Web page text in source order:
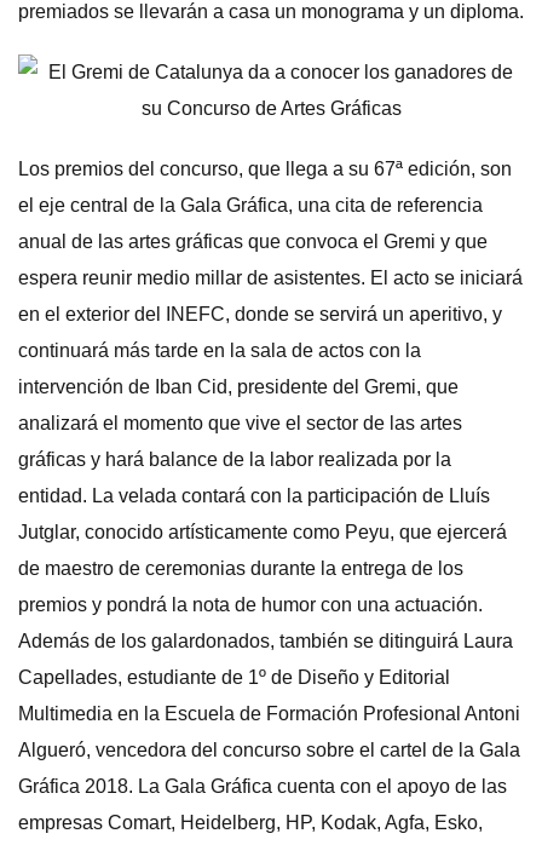
premiados se llevarán a casa un monograma y un diploma.
Los premios del concurso, que llega a su 67ª edición, son
el eje central de la Gala Gráfica, una cita de referencia
anual de las artes gráficas que convoca el Gremi y que
espera reunir medio millar de asistentes. El acto se iniciará
en el exterior del INEFC, donde se servirá un aperitivo, y
continuará más tarde en la sala de actos con la
intervención de Iban Cid, presidente del Gremi, que
analizará el momento que vive el sector de las artes
gráficas y hará balance de la labor realizada por la
entidad. La velada contará con la participación de Lluís
Jutglar, conocido artísticamente como Peyu, que ejercerá
de maestro de ceremonias durante la entrega de los
premios y pondrá la nota de humor con una actuación.
Además de los galardonados, también se ditinguirá Laura
Capellades, estudiante de 1º de Diseño y Editorial
Multimedia en la Escuela de Formación Profesional Antoni
Algueró, vencedora del concurso sobre el cartel de la Gala
Gráfica 2018. La Gala Gráfica cuenta con el apoyo de las
empresas Comart, Heidelberg, HP, Kodak, Agfa, Esko,